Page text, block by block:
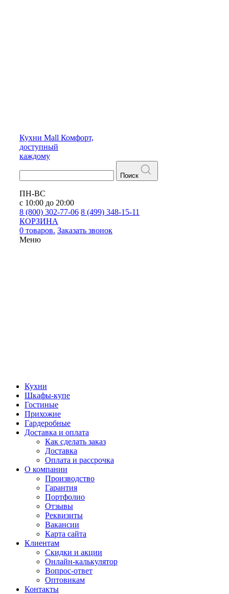
Кухни Mall Комфорт,
доступный
каждому
Поиск
ПН-ВС
с 10:00 до 20:00
8 (800) 302-77-06 8 (499) 348-15-11
КОРЗИНА
0 товаров. Заказать звонок
Меню
Кухни
Шкафы-купе
Гостиные
Прихожие
Гардеробные
Доставка и оплата
Как сделать заказ
Доставка
Оплата и рассрочка
О компании
Производство
Гарантия
Портфолио
Отзывы
Реквизиты
Вакансии
Карта сайта
Клиентам
Скидки и акции
Онлайн-калькулятор
Вопрос-ответ
Оптовикам
Контакты